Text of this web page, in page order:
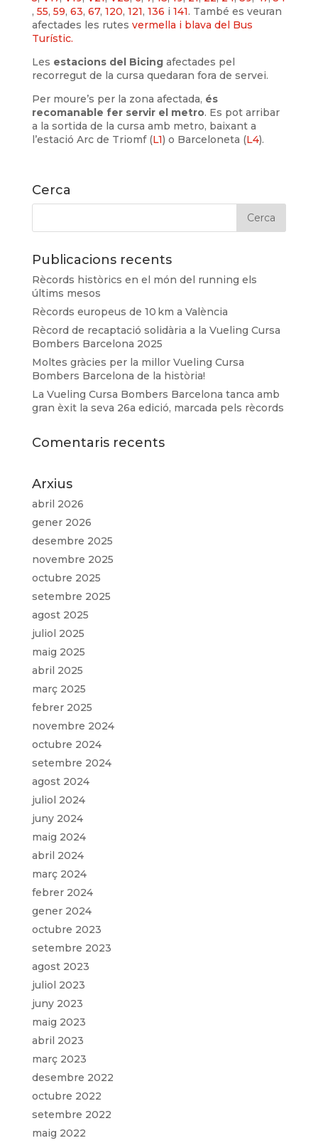
, 55, 59, 63, 67, 120, 121, 136 i 141. També es veuran
afectades les rutes vermella i blava del Bus
Turístic.
Les estacions del Bicingafectades pel
recorregut de la cursa quedaran fora de servei.
Per moure’s per la zona afectada, és
recomanable fer servir el metro. Es pot arribar
a la sortida de la cursa amb metro, baixant a
l’estació Arc de Triomf (L1) o Barceloneta (L4).
Cerca
Publicacions recents
Rècords històrics en el món del running els
últims mesos
Rècords europeus de 10 km a València
Rècord de recaptació solidària a la Vueling Cursa
Bombers Barcelona 2025
Moltes gràcies per la millor Vueling Cursa
Bombers Barcelona de la història!
La Vueling Cursa Bombers Barcelona tanca amb
gran èxit la seva 26a edició, marcada pels rècords
Comentaris recents
Arxius
abril 2026
gener 2026
desembre 2025
novembre 2025
octubre 2025
setembre 2025
agost 2025
juliol 2025
maig 2025
abril 2025
març 2025
febrer 2025
novembre 2024
octubre 2024
setembre 2024
agost 2024
juliol 2024
juny 2024
maig 2024
abril 2024
març 2024
febrer 2024
gener 2024
octubre 2023
setembre 2023
agost 2023
juliol 2023
juny 2023
maig 2023
abril 2023
març 2023
desembre 2022
octubre 2022
setembre 2022
maig 2022